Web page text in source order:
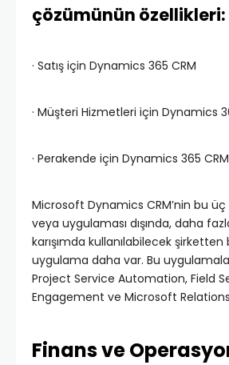
çözümünün özellikleri:
· Satış için Dynamics 365 CRM
· Müşteri Hizmetleri için Dynamics
· Perakende için Dynamics 365 CRM
Microsoft Dynamics CRM’nin bu
veya uygulaması dışında, daha
karışımda kullanılabilecek
uygulama daha var. Bu
Project Service Automation, Field
Engagement ve Microsoft
Finans ve